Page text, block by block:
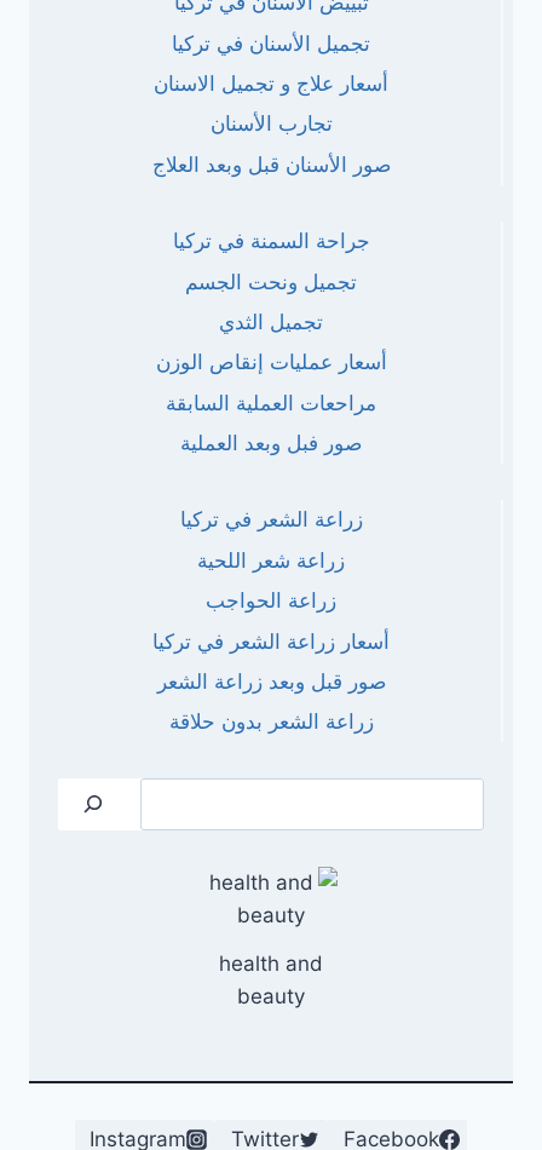
تجميل الأسنان في تركيا
أسعار علاج و تجميل الاسنان
تجارب الأسنان
صور الأسنان قبل وبعد العلاج
جراحة السمنة في تركيا
تجميل ونحت الجسم
تجميل الثدي
أسعار عمليات إنقاص الوزن
مراحعات العملية السابقة
صور فبل وبعد العملية
زراعة الشعر في تركيا
زراعة شعر اللحية
زراعة الحواجب
أسعار زراعة الشعر في تركيا
صور قبل وبعد زراعة الشعر
زراعة الشعر بدون حلاقة
health and
beauty
Facebook
Twitter
Instagram